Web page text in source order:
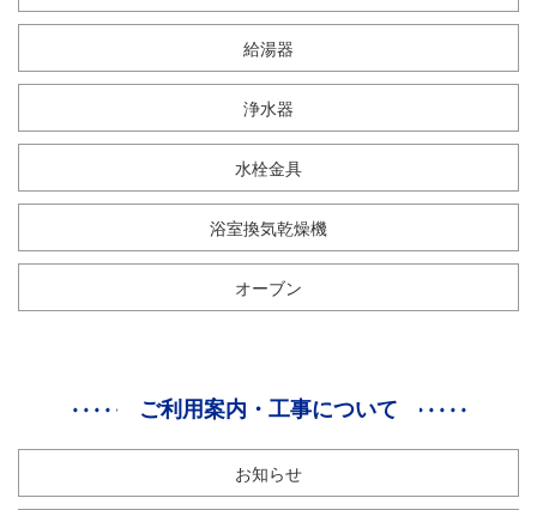
給湯器
浄水器
水栓金具
浴室換気乾燥機
オーブン
ご利用案内・工事について
お知らせ